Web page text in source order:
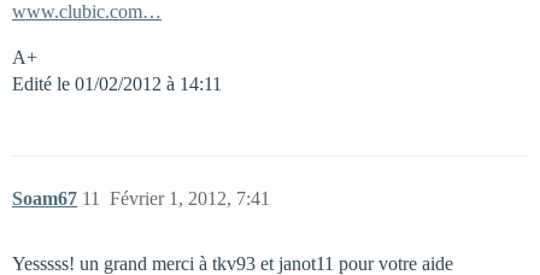
www.clubic.com…
A+
Edité le 01/02/2012 à 14:11
Soam67 Février 1, 2012, 7:41
11
Yesssss! un grand merci à tkv93 et janot11 pour votre aide